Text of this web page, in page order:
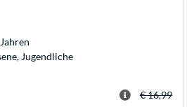
Jugendliche
€ 16,99